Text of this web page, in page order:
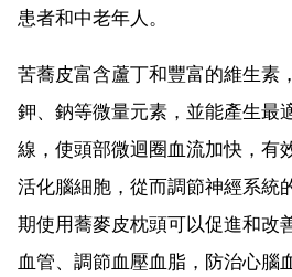
患者和中老年人。
苦蕎皮富含蘆丁和豐富的維生素
鉀、鈉等微量元素，並能產生最
線，使頭部微迴圈血流加快，有
活化腦細胞，從而調節神經系統
期使用蕎麥皮枕頭可以促進和改
血管、調節血壓血脂，防治心腦